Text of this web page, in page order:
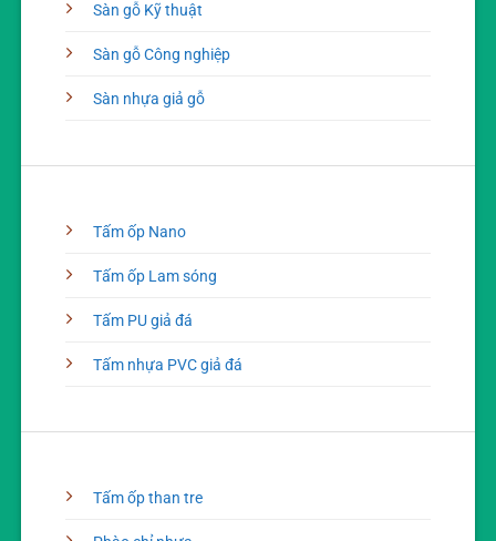
Sàn gỗ Kỹ thuật
Sàn gỗ Công nghiệp
Sàn nhựa giả gỗ
Tấm ốp Nano
Tấm ốp Lam sóng
Tấm PU giả đá
Tấm nhựa PVC giả đá
Tấm ốp than tre